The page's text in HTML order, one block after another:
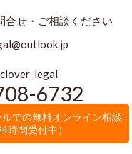
合せ・ご相談ください
6732
での無料オンライン相談
時間受付中）